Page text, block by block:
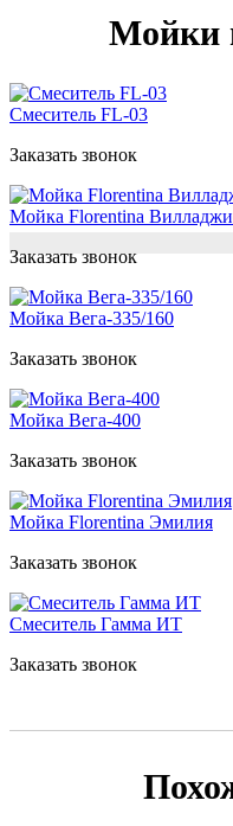
Мойки
Смеситель FL-03
Заказать звонок
Мойка Florentina
Заказать звонок
Мойка Вега-335/160
Заказать звонок
Мойка Вега-400
Заказать звонок
Мойка Florentina Эмилия
Заказать звонок
Смеситель Гамма ИТ
Заказать звонок